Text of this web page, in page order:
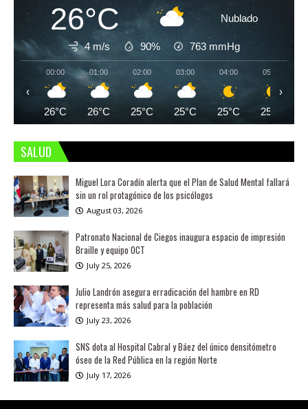
26°C Nublado
4 m/s 90% 763 mmHg
00:00
26°C
01:00
26°C
02:00
25°C
03:00
25°C
04:00
25°C
05:00
25°C
‹ ›
SALUD
Miguel Lora Coradín alerta que el Plan de Salud Mental fallará
sin un rol protagónico de los psicólogos
August 03, 2026
Patronato Nacional de Ciegos inaugura espacio de impresión
Braille y equipo OCT
July 25, 2026
Julio Landrón asegura erradicación del hambre en RD
representa más salud para la población
July 23, 2026
SNS dota al Hospital Cabral y Báez del único densitómetro
óseo de la Red Pública en la región Norte
July 17, 2026